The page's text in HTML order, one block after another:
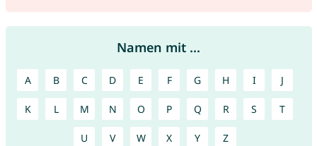
Namen mit ...
A B C D E F G H I J
K L M N O P Q R S T
U V W X Y Z